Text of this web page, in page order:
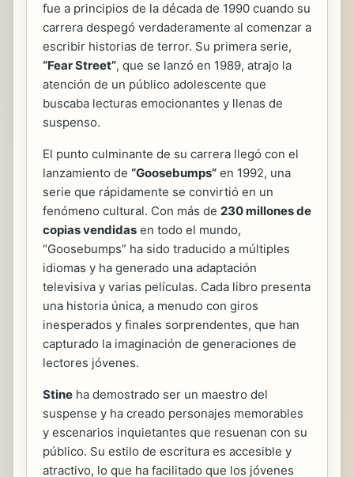
fue a principios de la década de 1990 cuando su
carrera despegó verdaderamente al comenzar a
escribir historias de terror. Su primera serie,
“Fear Street”, que se lanzó en 1989, atrajo la
atención de un público adolescente que
buscaba lecturas emocionantes y llenas de
suspenso.
El punto culminante de su carrera llegó con el
lanzamiento de “Goosebumps” en 1992, una
serie que rápidamente se convirtió en un
fenómeno cultural. Con más de 230 millones de
copias vendidas en todo el mundo,
“Goosebumps” ha sido traducido a múltiples
idiomas y ha generado una adaptación
televisiva y varias películas. Cada libro presenta
una historia única, a menudo con giros
inesperados y finales sorprendentes, que han
capturado la imaginación de generaciones de
lectores jóvenes.
Stine ha demostrado ser un maestro del
suspense y ha creado personajes memorables
y escenarios inquietantes que resuenan con su
público. Su estilo de escritura es accesible y
atractivo, lo que ha facilitado que los jóvenes